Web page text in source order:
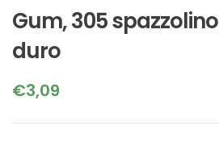
Gum, 305 spazzolino
duro
€3,09